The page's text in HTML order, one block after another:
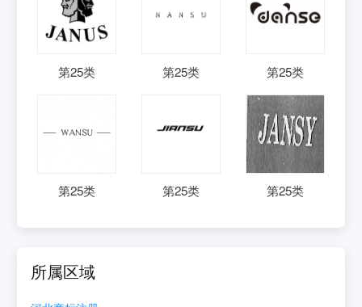
第25类 第25类 第25类
第25类 第25类 第25类
所属区域